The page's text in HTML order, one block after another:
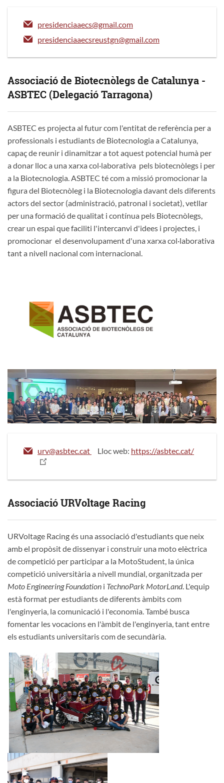
presidenciaaecs@gmail.com
presidenciaaecsreustgn@gmail.com
Associació de Biotecnòlegs de Catalunya -
ASBTEC (Delegació Tarragona)
ASBTEC es projecta al futur com l'entitat de referència per a
professionals i estudiants de Biotecnologia a Catalunya,
capaç de reunir i dinamitzar a tot aquest potencial humà per
a donar lloc a una xarxa col·laborativa pels biotecnòlegs i per
a la Biotecnologia. ASBTEC té com a missió promocionar la
figura del Biotecnòleg i la Biotecnologia davant dels diferents
actors del sector (administració, patronal i societat), vetllar
per una formació de qualitat i contínua pels Biotecnòlegs,
crear un espai que faciliti l'intercanvi d'idees i projectes, i
promocionar el desenvolupament d'una xarxa col·laborativa
tant a nivell nacional com internacional.
urv@asbtec.cat Lloc web: https://asbtec.cat/
Associació URVoltage Racing
URVoltage Racing és una associació d'estudiants que neix
amb el propòsit de dissenyar i construir una moto elèctrica
de competició per participar a la MotoStudent, la única
competició universitària a nivell mundial, organitzada per
Moto Engineering Foundation i TechnoPark MotorLand. L'equip
està format per estudiants de diferents àmbits com
l'enginyeria, la comunicació i l'economia. També busca
fomentar les vocacions en l'àmbit de l'enginyeria, tant entre
els estudiants universitaris com de secundària.